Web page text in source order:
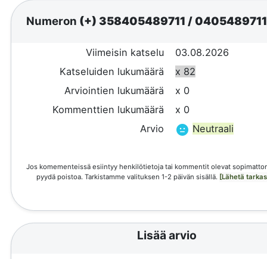
Numeron (+) 358405489711/
Viimeisin katselu
03.08.2026
Katseluiden lukumäärä
x 82
Arviointien lukumäärä
x 0
Kommenttien lukumäärä
x 0
Arvio
Neutraali
Jos komementeissä esiintyy henkilötietoja tai kommentit olevat
pyydä poistoa. Tarkistamme valituksen 1-2 päivän sisällä. [Lähetä
Lisää arvio